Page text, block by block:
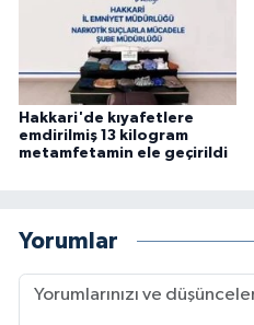
Hakkari'de kıyafetlere
emdirilmiş 13 kilogram
metamfetamin ele geçirildi
Yorumlar